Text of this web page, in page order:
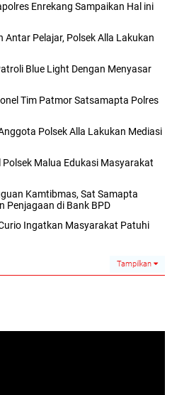
Enrekang Sampaikan Hal ini
Antar Pelajar, Polsek Alla Lakukan
Blue Light Dengan Menyasar
Tim Patmor Satsamapta Polres
Polsek Alla Lakukan Mediasi
Polsek Malua Edukasi Masyarakat
Kamtibmas, Sat Samapta
Penjagaan di Bank BPD
Ingatkan Masyarakat Patuhi
Tampilkan